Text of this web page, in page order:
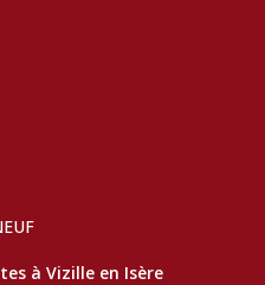
à Vizille en Isère